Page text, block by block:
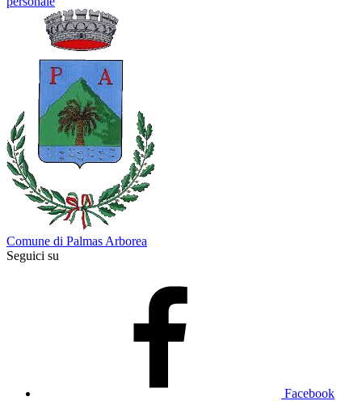
Comune di Palmas Arborea
Seguici su
Facebook